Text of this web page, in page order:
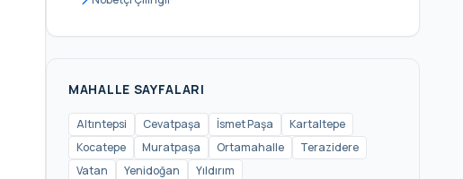
MAHALLE SAYFALARI
Altıntepsi Cevatpaşa İsmet Paşa
Kartaltepe
Kocatepe
Muratpaşa Ortamahalle
Terazidere
Vatan
Yenidoğan Yıldırım